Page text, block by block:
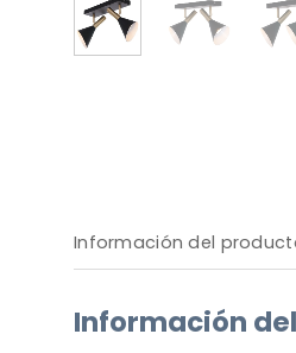
Información del
Información